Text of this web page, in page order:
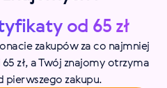
od 65 zł
zakupów za co najmniej
zł, a Twój znajomy otrzyma
pierwszego zakupu.